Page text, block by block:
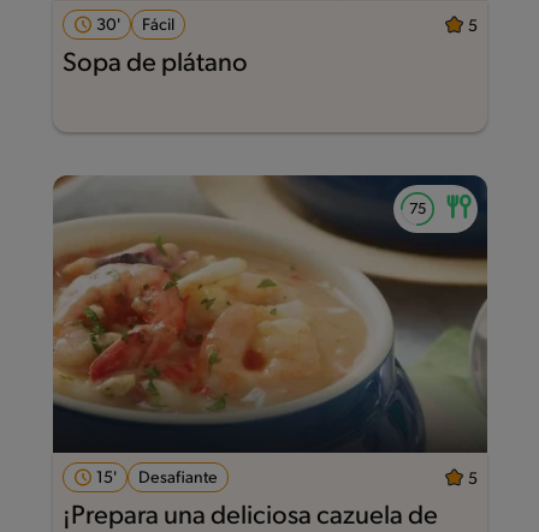
30' Fácil 5
Sopa de plátano
15' Desafiante 5
¡Prepara una deliciosa cazuela de